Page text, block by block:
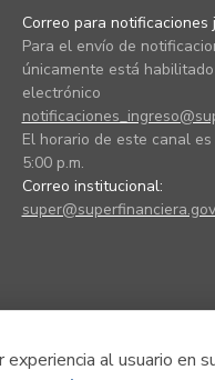
al usuario en
Correo para notificaciones
Para el envío de
únicamente está
electrónico
El horario de este canal es
5:00 p.m.
Correo institucional: